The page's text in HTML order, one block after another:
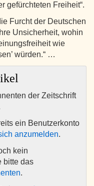
gefürchteten Freiheit“.
Furcht der Deutschen
Unsicherheit, wohin
wie
würden.“ …
der Zeitschrift
ein Benutzerkonto
anzumelden.
kein
bitte das
.